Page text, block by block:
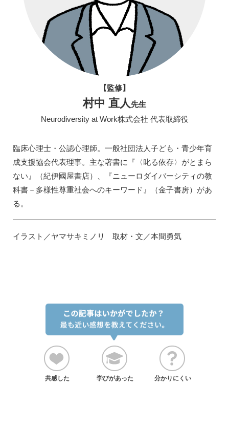
【監修】
村中 直人先生
Neurodiversity at Work株式会社 代表取締役
臨床心理士・公認心理師。一般社団法人子ども・青少年育
成支援協会代表理事。主な著書に『〈叱る依存〉がとまら
ない』（紀伊國屋書店）、『ニューロダイバーシティの教
科書－多様性尊重社会へのキーワード』（金子書房）があ
る。
イラスト／ヤマサキミノリ 取材・文／本間勇気
共感した 学びがあった 分かりにくい